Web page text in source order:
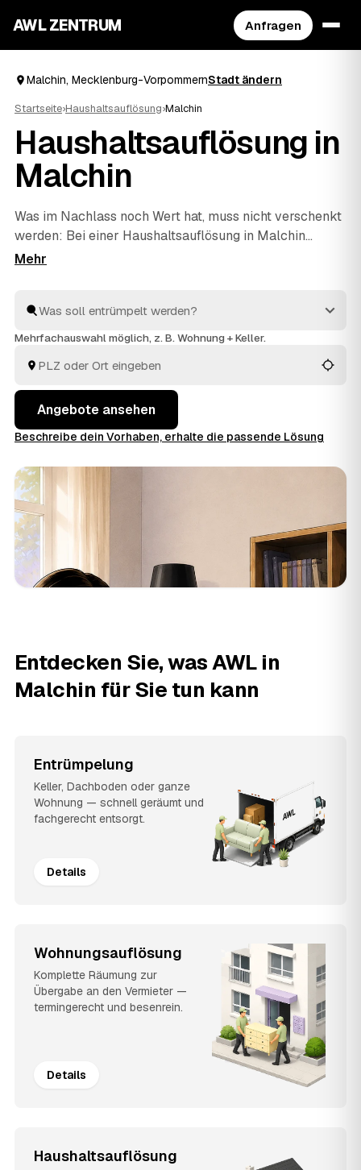
AWL ZENTRUM Anfragen
Malchin, Mecklenburg-VorpommernStadt ändern
Startseite›Haushaltsauflösung›Malchin
Haushaltsauflösung in
Malchin
Was im Nachlass noch Wert hat, muss nicht verschenkt
werden: Bei einer Haushaltsauflösung in Malchin
rechnen geprüfte Anbieter verwertbare Möbel,
dafür mehrere Festpreis-Angebote zum Vergleichen.
Die Profis räumen den ganzen Hausstand, behandeln
fachgerecht. So holen Sie in Mecklenburg-Vorpommern
das faire Angebot heraus, statt sich auf den erstbesten
Betrieb zu verlassen.
Mehrfachauswahl möglich, z. B. Wohnung + Keller.
Angebote ansehen
Beschreibe dein Vorhaben, erhalte die passende Lösung
Entdecken Sie, was AWL in
Malchin für Sie tun kann
Entrümpelung
Keller, Dachboden oder ganze
Wohnung — schnell geräumt und
fachgerecht entsorgt.
Details
Wohnungsauflösung
Komplette Räumung zur
Übergabe an den Vermieter —
termingerecht und besenrein.
Details
Haushaltsauflösung